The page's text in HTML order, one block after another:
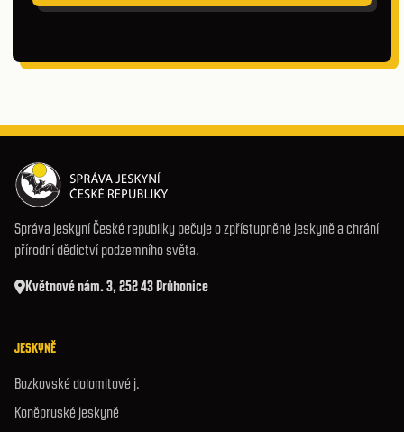
Správa jeskyní České republiky pečuje o zpřístupněné jeskyně a chrání
přírodní dědictví podzemního světa.
Květnové nám. 3, 252 43 Průhonice
JESKYNĚ
Bozkovské dolomitové j.
Koněpruské jeskyně